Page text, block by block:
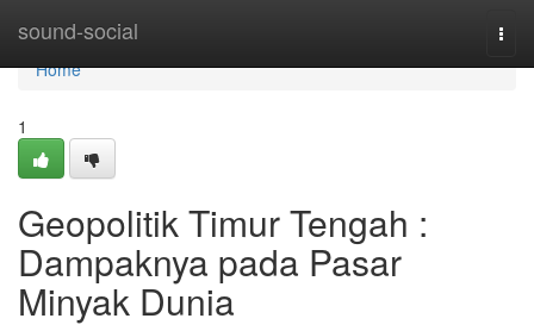
sound-social
Home
Home
1
Geopolitik Timur Tengah :
Dampaknya pada Pasar
Minyak Dunia